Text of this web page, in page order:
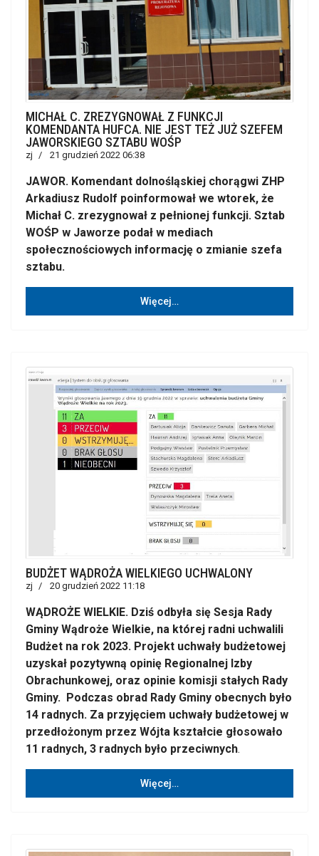
MICHAŁ C. ZREZYGNOWAŁ Z FUNKCJI
KOMENDANTA HUFCA. NIE JEST TEŻ JUŻ SZEFEM
JAWORSKIEGO SZTABU WOŚP
zj 21 grudzień 2022 06:38
JAWOR. Komendant dolnośląskiej chorągwi ZHP
Arkadiusz Rudolf poinformował we wtorek, że
Michał C. zrezygnował z pełnionej funkcji. Sztab
WOŚP w Jaworze podał w mediach
społecznościowych informację o zmianie szefa
sztabu.
Więcej…
BUDŻET WĄDROŻA WIELKIEGO UCHWALONY
zj 20 grudzień 2022 11:18
WĄDROŻE WIELKIE. Dziś odbyła się Sesja Rady
Gminy Wądroże Wielkie, na której radni uchwalili
Budżet na rok 2023. Projekt uchwały budżetowej
uzyskał pozytywną opinię Regionalnej Izby
Obrachunkowej, oraz opinie komisji stałych Rady
Gminy. Podczas obrad Rady Gminy obecnych było
14 radnych. Za przyjęciem uchwały budżetowej w
przedłożonym przez Wójta kształcie głosowało
11 radnych, 3 radnych było przeciwnych.
Więcej…